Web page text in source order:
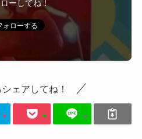
ーしてね！
ェアしてね！